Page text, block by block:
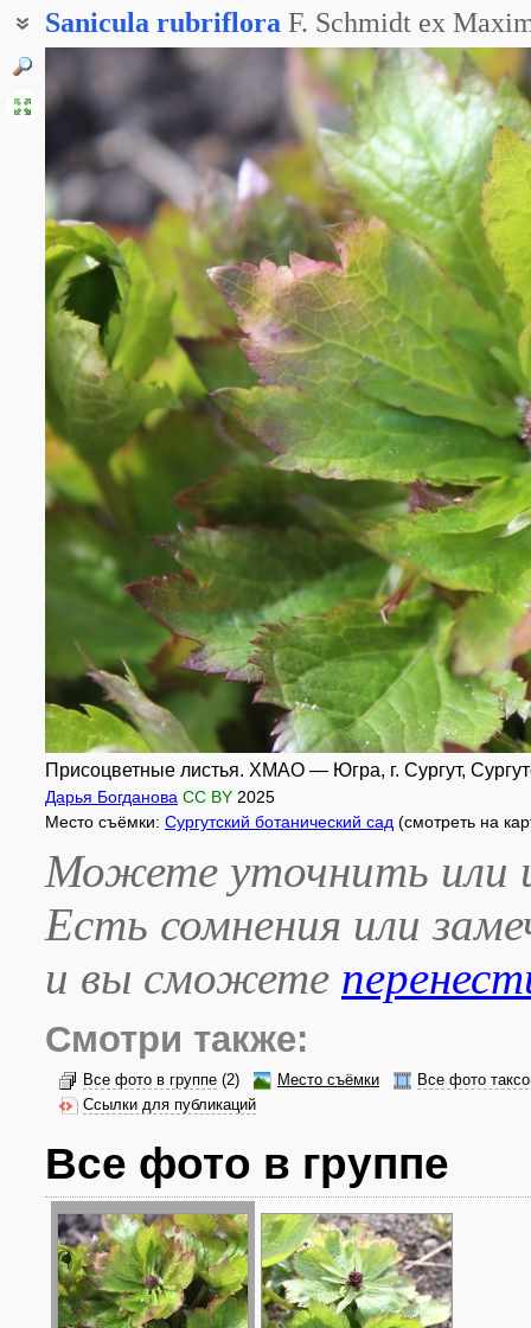
Sanicula rubriflora F. Schmidt ex
Присоцветные листья. ХМАО — Югра, г. Сургут,
Дарья Богданова CC BY 2025
Место съёмки: Сургутский ботанический сад (смотреть на
Можете уточнить или
Есть сомнения или
и вы сможете
Смотри также:
Все фото в группе (2) Место съёмки
Все фото
Ссылки для публикаций
Все фото в группе